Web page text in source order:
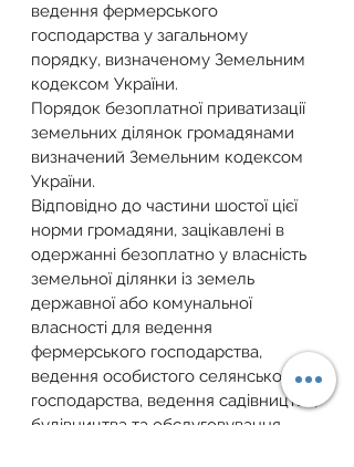
ведення фермерського
господарства у загальному
порядку, визначеному Земельним
кодексом України.
Порядок безоплатної приватизації
земельних ділянок громадянами
визначений Земельним кодексом
України.
Відповідно до частини шостої цієї
норми громадяни, зацікавлені в
одержанні безоплатно у власність
земельної ділянки із земель
державної або комунальної
власності для ведення
фермерського господарства,
ведення особистого селянського
господарства, ведення садівництва,
будівництва та обслуговування